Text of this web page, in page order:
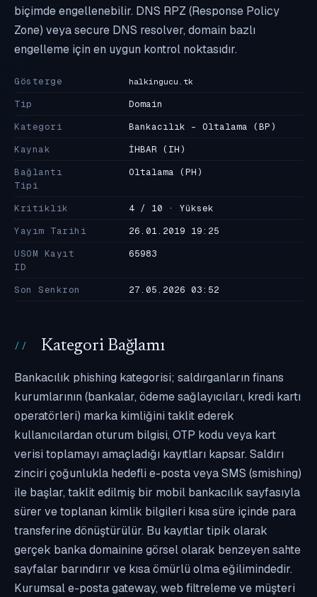
biçimde engellenebilir. DNS RPZ (Response Policy
Zone) veya secure DNS resolver, domain bazlı
engelleme için en uygun kontrol noktasıdır.
Gösterge halkingucu.tk
Tip
Domain
Kategori
Bankacılık - Oltalama (BP)
Kaynak
İHBAR (IH)
Bağlantı
Tipi
Oltalama (PH)
Kritiklik
4 / 10 · Yüksek
Yayım Tarihi
26.01.2019 19:25
USOM Kayıt
ID
65983
Son Senkron 27.05.2026 03:52
Kategori Bağlamı
Bankacılık phishing kategorisi; saldırganların finans
kurumlarının (bankalar, ödeme sağlayıcıları, kredi kartı
operatörleri) marka kimliğini taklit ederek
kullanıcılardan oturum bilgisi, OTP kodu veya kart
verisi toplamayı amaçladığı kayıtları kapsar. Saldırı
zinciri çoğunlukla hedefli e-posta veya SMS (smishing)
ile başlar, taklit edilmiş bir mobil bankacılık sayfasıyla
sürer ve toplanan kimlik bilgileri kısa süre içinde para
transferine dönüştürülür. Bu kayıtlar tipik olarak
gerçek banka domainine görsel olarak benzeyen sahte
sayfalar barındırır ve kısa ömürlü olma eğilimindedir.
Kurumsal e-posta gateway, web filtreleme ve müşteri